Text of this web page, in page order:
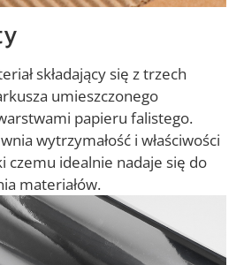
składający się z trzech
umieszczonego
papieru falistego.
wytrzymałość i właściwości
czemu idealnie nadaje się do
materiałów.